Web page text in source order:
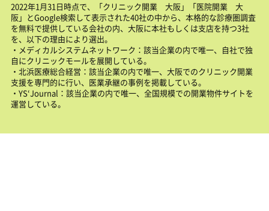
2022年1月31日時点で、「クリニック開業 大阪」「医院開業 大
阪」とGoogle検索して表示された40社の中から、本格的な診療圏調査
を無料で提供している会社の内、大阪に本社もしくは支店を持つ3社
を、以下の理由により選出。
・メディカルシステムネットワーク：該当企業の内で唯一、自社で独
自にクリニックモールを展開している。
・北浜医療総合経営：該当企業の内で唯一、大阪でのクリニック開業
支援を専門的に行い、医業承継の事例を掲載している。
・YS‘Journal：該当企業の内で唯一、全国規模での開業物件サイトを
運営している。